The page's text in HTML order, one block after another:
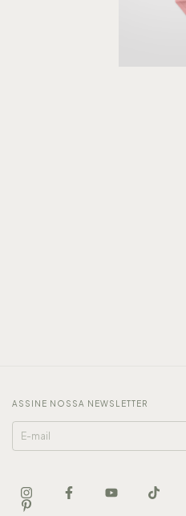
ASSINE NOSSA NEWSLETTER